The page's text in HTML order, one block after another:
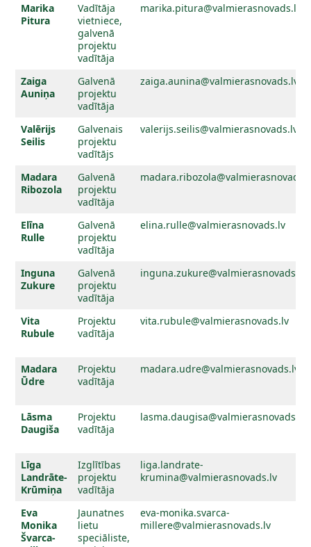
Marika
Pitura
Vadītāja
vietniece,
galvenā
projektu
vadītāja
marika.pitura@valmierasnovads.lv
Zaiga
Auniņa
Galvenā
projektu
vadītāja
zaiga.aunina@valmierasnovads.lv
Valērijs
Seilis
Galvenais
projektu
vadītājs
valerijs.seilis@valmierasnovads.lv
Madara
Ribozola
Galvenā
projektu
vadītāja
Elīna
Rulle
Galvenā
projektu
vadītāja
elina.rulle@valmierasnovads.lv
Inguna
Zukure
Galvenā
projektu
vadītāja
inguna.zukure@valmierasnovads.lv
Vita
Rubule
Projektu
vadītāja
vita.rubule@valmierasnovads.lv
Madara
Ūdre
Projektu
vadītāja
madara.udre@valmierasnovads.lv
Lāsma
Daugiša
Projektu
vadītāja
lasma.daugisa@valmierasnovads.lv
Līga
Landrāte-
Krūmiņa
Izglītības
projektu
vadītāja
liga.landrate-
krumina@valmierasnovads.lv
Eva
Monika
Švarca-
Jaunatnes
lietu
speciāliste,
eva-monika.svarca-
millere@valmierasnovads.lv